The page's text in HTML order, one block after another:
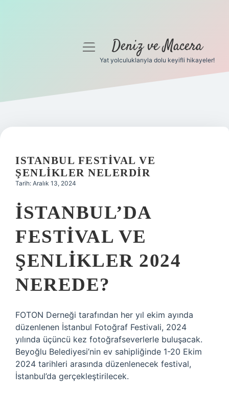
Gizlilik Politikası
Yasal Uyarı
menüyüDeniz ve Macera
Yat yolculuklarıyla dolu keyifli hikayeler!
ISTANBUL FESTIVAL VE
ŞENLIKLER NELERDIR
Tarih: Aralık 13, 2024
İSTANBUL’DA
FESTIVAL VE
ŞENLIKLER 2024
NEREDE?
FOTON Derneği tarafından her yıl ekim ayında
düzenlenen İstanbul Fotoğraf Festivali, 2024
yılında üçüncü kez fotoğrafseverlerle buluşacak.
Beyoğlu Belediyesi’nin ev sahipliğinde 1-20 Ekim
2024 tarihleri ​​arasında düzenlenecek festival,
İstanbul’da gerçekleştirilecek.